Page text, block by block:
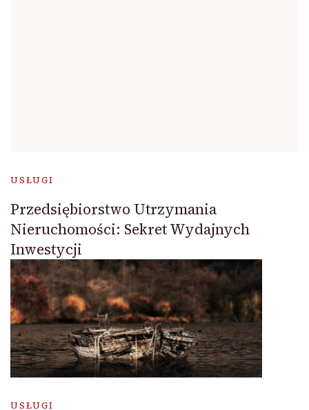
USŁUGI
Przedsiębiorstwo Utrzymania
Nieruchomości: Sekret Wydajnych
Inwestycji
USŁUGI